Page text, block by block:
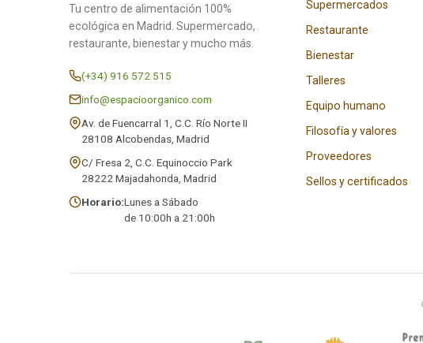
Tu centro de alimentación 100%
ecológica en Madrid. Supermercado,
restaurante, bienestar y mucho más.
(+34) 916 572 515
info@espacioorganico.com
Av. de Fuencarral 1, C.C. Río Norte II
28108 Alcobendas, Madrid
C/ Fresa 2, C.C. Equinoccio Park
28222 Majadahonda, Madrid
Horario:Lunes a Sábado
de 10:00h a 21:00h
Supermercados
Restaurante
Bienestar
Talleres
Equipo humano
Filosofía y valores
Proveedores
Sellos y certificados